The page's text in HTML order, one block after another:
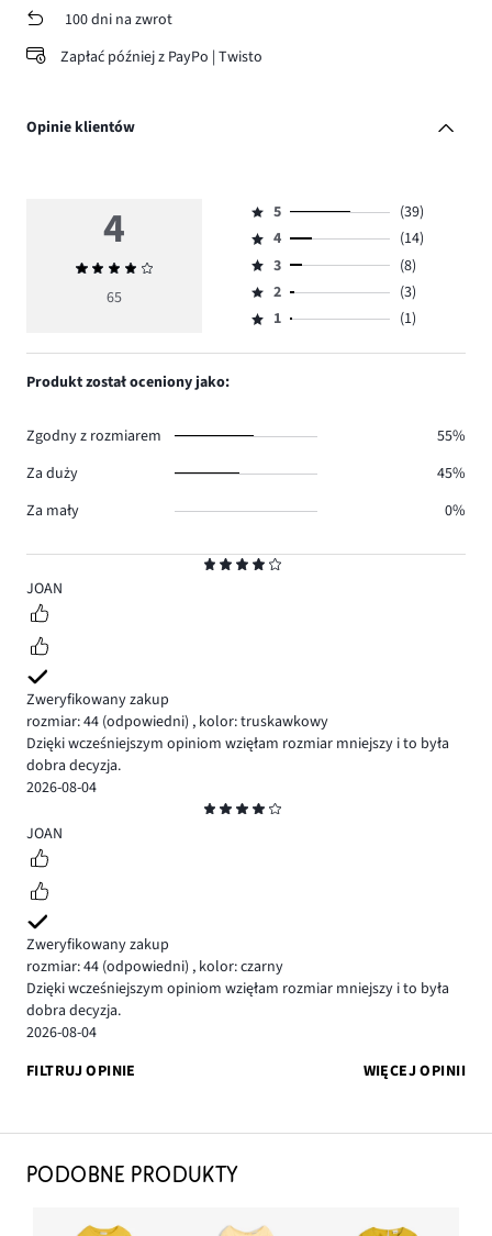
100 dni na zwrot
Zapłać później z PayPo | Twisto
Opinie klientów
4
JOAN
Zweryfikowany zakup
rozmiar: 44 (odpowiedni) , kolor: truskawkowy
Dzięki wcześniejszym opiniom wzięłam rozmiar mniejszy i to była
dobra decyzja.
2026-08-04
4
JOAN
Zweryfikowany zakup
rozmiar: 44 (odpowiedni) , kolor: czarny
Dzięki wcześniejszym opiniom wzięłam rozmiar mniejszy i to była
dobra decyzja.
2026-08-04
FILTRUJ OPINIE
WIĘCEJ OPINII
4
Średnia
ocena
65
Ocena
5,
ilość
głosów
39.
5
(39)
Ocena
4,
ilość
głosów
4
(14)
Ocena
3,
ilość
3
(8)
Ocena
2,
2
(3)
Ocena
1,
1 (1)
Produkt został oceniony jako:
Zgodny z rozmiarem
55%
Za duży
45%
Za mały
0%
PODOBNE PRODUKTY